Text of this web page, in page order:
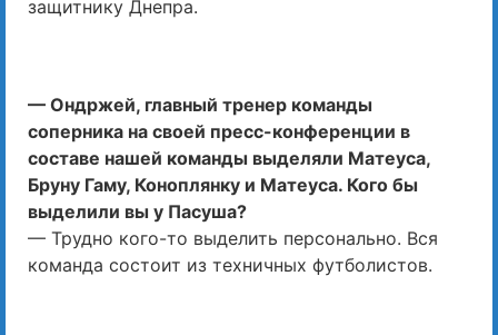
защитнику Днепра.
— Ондржей, главный тренер команды
соперника на своей пресс-конференции в
составе нашей команды выделяли Матеуса,
Бруну Гаму, Коноплянку и Матеуса. Кого бы
выделили вы у Пасуша?
— Трудно кого-то выделить персонально. Вся
команда состоит из техничных футболистов.